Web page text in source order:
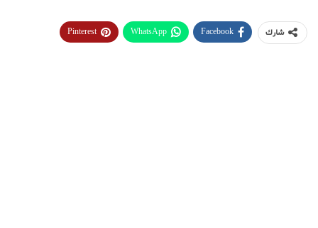
شارك Facebook
WhatsApp
Pinterest